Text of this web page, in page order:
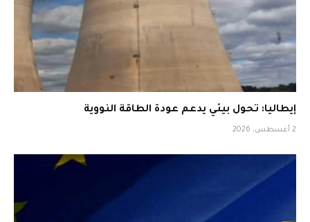
إيطاليا: تحول بيئي يدعم عودة الطاقة النووية
2 أغسطس، 2026